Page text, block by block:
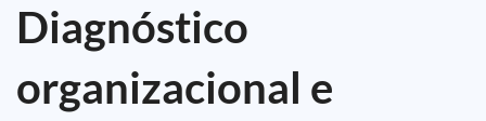
Diagnóstico
organizacional e